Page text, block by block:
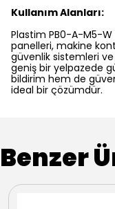
Kullanım Alanları:
Plastim PB0-A-M5-
panelleri, makine
güvenlik sistemleri
geniş bir yelpazede
bildirim hem de
ideal bir çözümdür.
Benzer